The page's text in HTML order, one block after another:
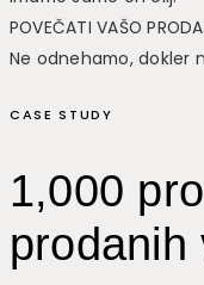
POVEČATI VAŠO
Ne odnehamo, dokler
CASE STUDY
1,000
prodanih